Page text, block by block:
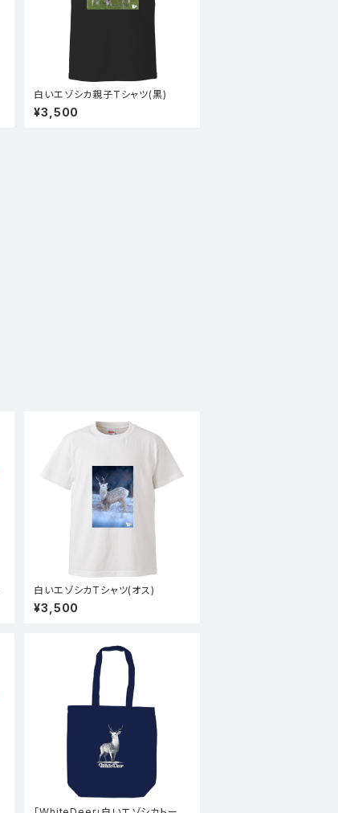
白いエゾシカ親子Tシャツ(黒)
¥3,500
白いエゾシカTシャツ(オス)
¥3,500